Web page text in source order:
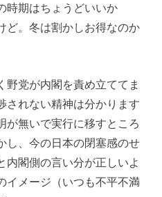
時期はちょうどいいか
ど。冬は割かしお得なのか
野党が内閣を責め立ててま
されない精神は分かります
が無いで実行に移すところ
し、今の日本の閉塞感のせ
内閣側の言い分が正しいよ
イメージ（いつも不平不満